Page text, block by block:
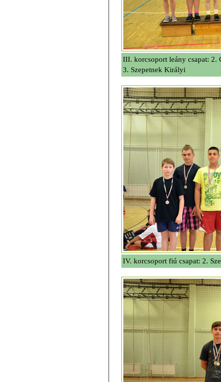
III. korcsoport leány csapat: 2.
3. Szepetnek Királyi
IV. korcsoport fiú csapat: 2.